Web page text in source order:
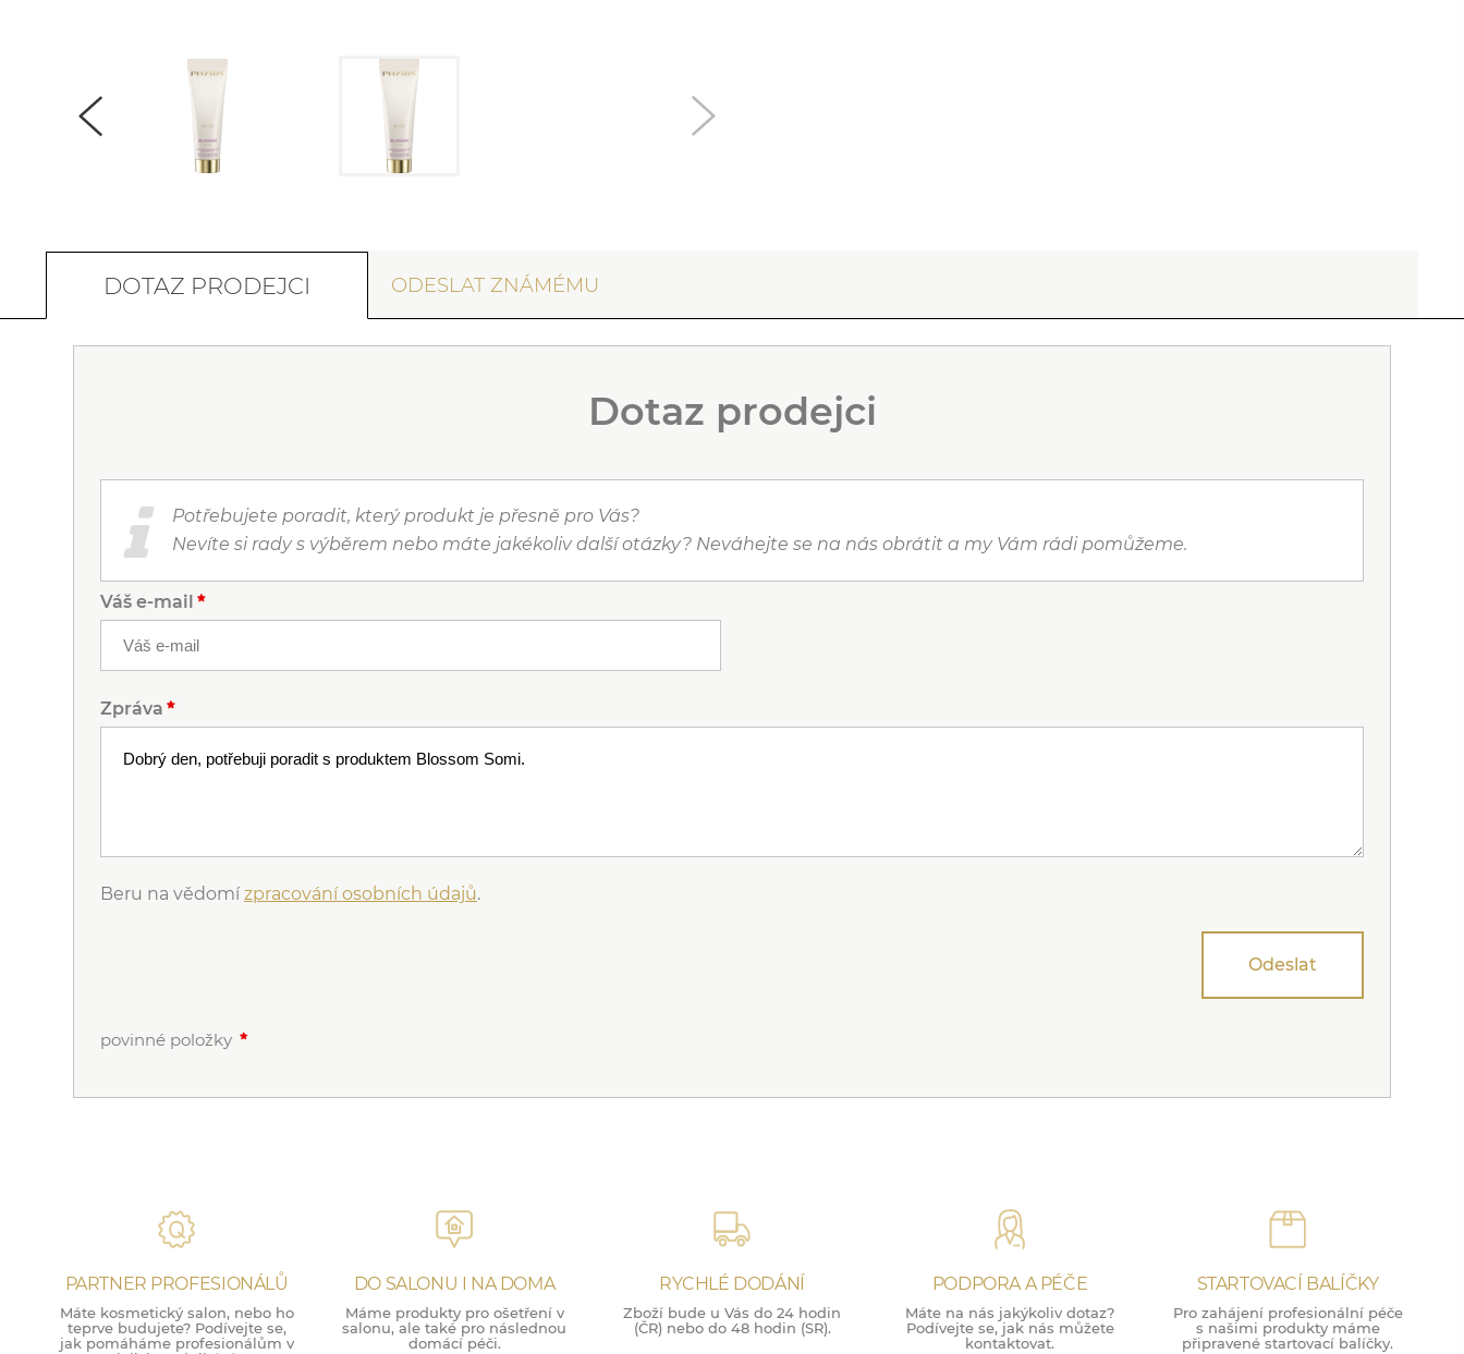
DOTAZ PRODEJCI ODESLAT ZNÁMÉMU
Dotaz prodejci
Potřebujete poradit, který produkt je přesně pro Vás?
Nevíte si rady s výběrem nebo máte jakékoliv další otázky? Neváhejte se na nás obrátit a my Vám rádi pomůžeme.
Váš e-mail
Zpráva
Beru na vědomízpracování osobních údajů.
Odeslat
povinné položky
PARTNER PROFESIONÁLŮ
Máte kosmetický salon, nebo ho
teprve budujete? Podívejte se,
jak pomáháme profesionálům v
DO SALONU I NA DOMA
Máme produkty pro ošetření v
salonu, ale také pro následnou
domácí péči.
RYCHLÉ DODÁNÍ
Zboží bude u Vás do 24 hodin
(ČR) nebo do 48 hodin (SR).
PODPORA A PÉČE
Máte na nás jakýkoliv dotaz?
Podívejte se, jak nás můžete
kontaktovat.
STARTOVACÍ BALÍČKY
Pro zahájení profesionální péče
s našimi produkty máme
připravené startovací balíčky.